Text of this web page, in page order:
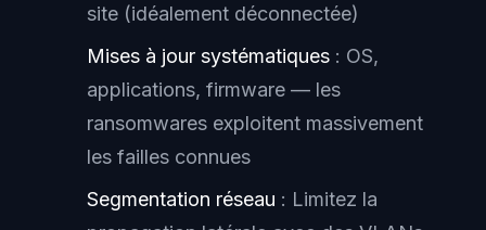
site (idéalement déconnectée)
Mises à jour systématiques : OS,
applications, firmware — les
ransomwares exploitent massivement
les failles connues
Segmentation réseau : Limitez la